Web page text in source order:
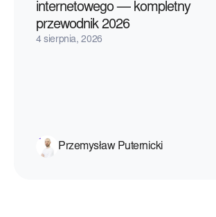
internetowego — kompletny
przewodnik 2026
4 sierpnia, 2026
Przemysław Puternicki